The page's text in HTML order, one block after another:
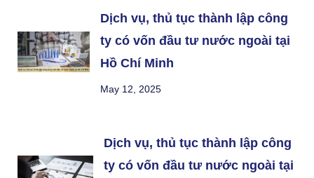
Dịch vụ, thủ tục thành lập công
ty có vốn đầu tư nước ngoài tại
Hồ Chí Minh
May 12, 2025
Dịch vụ, thủ tục thành lập công
ty có vốn đầu tư nước ngoài tại